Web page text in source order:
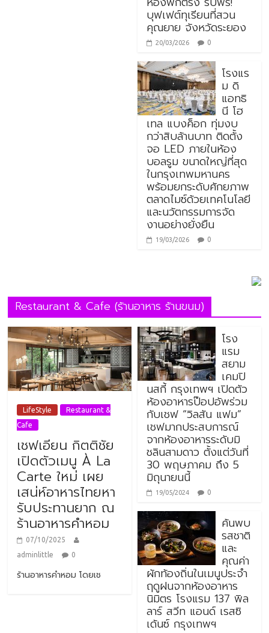
บุฟเฟต์ทุเรียนที่สวน
คุณยาย จังหวัดระยอง
20/03/2026 0
โรงแร
ม ดิ
แอทธิ
นี โฮ
เทล แบงค็อก ทุ่มงบ
กว่าสิบล้านบาท ติดตั้ง
จอ LED ภายในห้อง
บอลรูม ขนาดใหญ่ที่สุด
ในกรุงเทพมหานคร
พร้อมยกระดับศักยภาพ
ตลาดไมซ์ด้วยเทคโนโลยี
และนวัตกรรมการจัด
งานอย่างยั่งยืน
19/03/2026 0
Restaurant & Cafe (ร้านอาหาร ร้านขนม)
LifeStyle
Restaurant &
Cafe
เชฟเอียน กิตติชัย
เปิดตัวเมนู À La
Carte ใหม่ เผย
เสน่ห์อาหารไทยหา
รับประทานยาก ณ
ร้านอาหารคำหอม
07/10/2025
adminlittle
0
ร้านอาหารคำหอม โดยเช
โรง
แรม
สยาม
เคมปิ
นสกี้ กรุงเทพฯ เปิดตัว
ห้องอาหารป๊อปอัพร่วม
กับเชฟ “วิลสัน แฟม”
เชฟมากประสบการณ์
จากห้องอาหารระดับมิ
ชลินสามดาว ตั้งแต่วันที่
30 พฤษภาคม ถึง 5
มิถุนายนนี้
19/05/2024 0
ค้นพบ
รสชาติ
และ
คุณค่า
ผักท้องถิ่นในเมนูประจำ
ฤดูฝนจากห้องอาหาร
นิมิตร โรงแรม 137 พิล
ลาร์ สวีท แอนด์ เรสซิ
เด้นซ์ กรุงเทพฯ